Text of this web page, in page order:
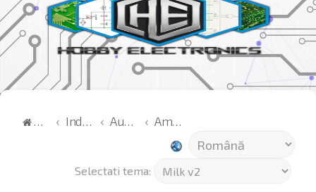
Acasă Index Audio Amplificatoare in clasa D
Selectati tema: